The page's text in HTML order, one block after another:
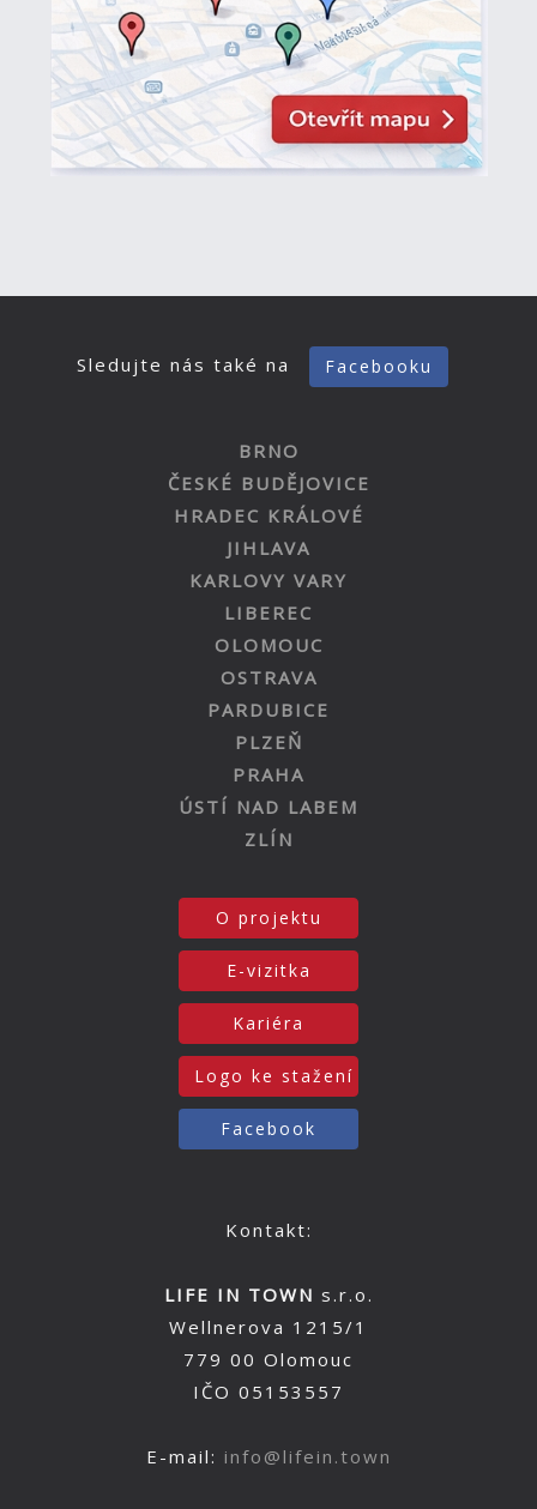
Sledujte nás také na Facebooku
BRNO
ČESKÉ BUDĚJOVICE
HRADEC KRÁLOVÉ
JIHLAVA
KARLOVY VARY
LIBEREC
OLOMOUC
OSTRAVA
PARDUBICE
PLZEŇ
PRAHA
ÚSTÍ NAD LABEM
ZLÍN
O projektu
E-vizitka
Kariéra
Logo ke stažení
Facebook
Kontakt:
LIFE IN TOWN s.r.o.
Wellnerova 1215/1
779 00 Olomouc
IČO 05153557
E-mail: info@lifein.town